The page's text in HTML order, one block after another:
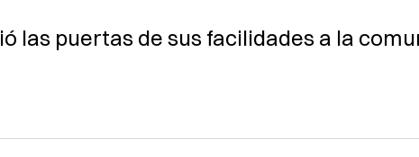
las puertas de sus facilidades a la